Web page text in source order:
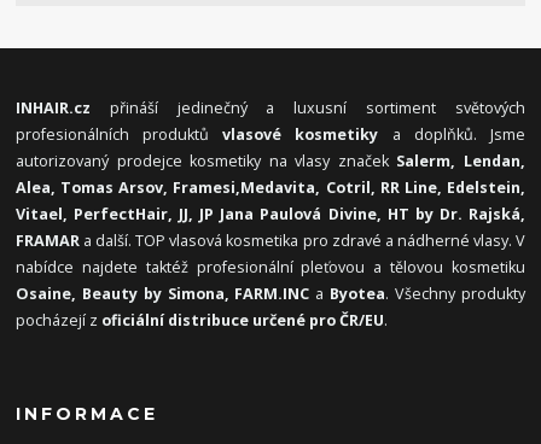
INHAIR.cz přináší jedinečný a luxusní sortiment světových
profesionálních produktůvlasové kosmetiky a doplňků. Jsme
autorizovaný prodejce kosmetiky na vlasy značek Salerm, Lendan,
Alea, Tomas Arsov, Framesi,Medavita, Cotril, RR Line, Edelstein,
Vitael, PerfectHair, JJ, JP Jana Paulová Divine, HT by Dr. Rajská,
FRAMAR a další. TOP vlasová kosmetika pro zdravé a nádherné vlasy. V
nabídce najdete taktéž profesionální pleťovou a tělovou kosmetiku
Osaine, Beauty by Simona, FARM.INC a Byotea. Všechny produkty
pocházejí z oficiální distribuce určené pro ČR/EU.
INFORMACE